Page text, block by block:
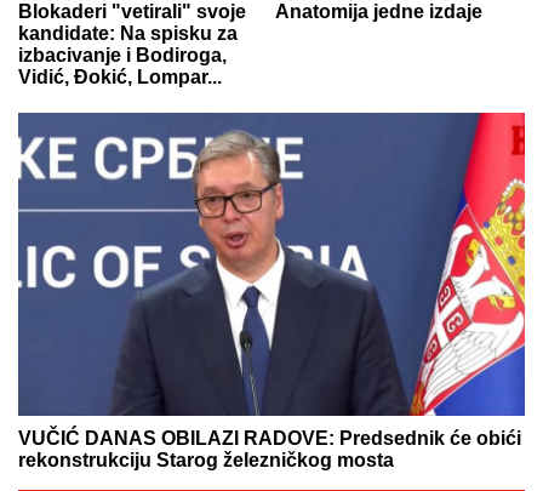
Blokaderi "vetirali" svoje
kandidate: Na spisku za
izbacivanje i Bodiroga,
Vidić, Đokić, Lompar...
Anatomija jedne izdaje
VUČIĆ DANAS OBILAZI RADOVE: Predsednik će obići
rekonstrukciju Starog železničkog mosta